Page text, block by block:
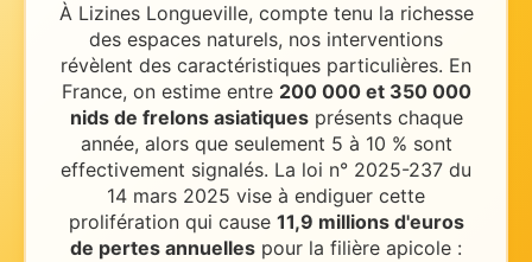
À Lizines Longueville, compte tenu la richesse
des espaces naturels, nos interventions
révèlent des caractéristiques particulières. En
France, on estime entre 200 000 et 350 000
nids de frelons asiatiques présents chaque
année, alors que seulement 5 à 10 % sont
effectivement signalés. La loi n° 2025-237 du
14 mars 2025 vise à endiguer cette
prolifération qui cause 11,9 millions d'euros
de pertes annuelles pour la filière apicole :